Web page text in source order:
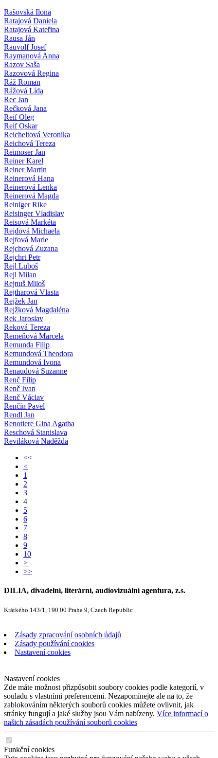
Rašovská Ilona
Ratajová Daniela
Ratajová Kateřina
Rausa Ján
Rauvolf Josef
Raymanová Anna
Razov Saša
Razovová Regina
Ráž Roman
Rážová Lída
Rec Jan
Rečková Jana
Reif Oleg
Reif Oskar
Reicheltová Veronika
Reichová Tereza
Reimoser Jan
Reiner Karel
Reiner Martin
Reinerová Hana
Reinerová Lenka
Reinerová Magda
Reiniger Rike
Reisinger Vladislav
Reisová Markéta
Rejdová Michaela
Rejfová Marie
Rejchová Zuzana
Rejchrt Petr
Rejl Luboš
Rejl Milan
Rejnuš Miloš
Rejtharová Vlasta
Rejžek Jan
Rejžková Magdaléna
Rek Jaroslav
Reková Tereza
Remeňová Marcela
Remunda Filip
Remundová Theodora
Remundová Ivona
Renaudová Suzanne
Renč Filip
Renč Ivan
Renč Václav
Renčín Pavel
Rendl Jan
Renotiere Gina Agatha
Reschová Stanislava
Reviláková Naděžda
<<
<
1
2
3
4
5
6
7
8
9
10
>
>>
DILIA, divadelní, literární, audiovizuální agentura, z.s.
Krátkého 143/1, 190 00 Praha 9, Czech Republic
Zásady zpracování osobních údajů
Zásady používání cookies
Nastavení cookies
Nastavení cookies
Zde máte možnost přizpůsobit soubory cookies podle kategorií, v
souladu s vlastními preferencemi. Nezapomínejte ale na to, že
zablokováním některých souborů cookies můžete ovlivnit, jak
stránky fungují a jaké služby jsou Vám nabízeny. Více informací o
našich zásadách používání souborů cookies
Funkční cookies